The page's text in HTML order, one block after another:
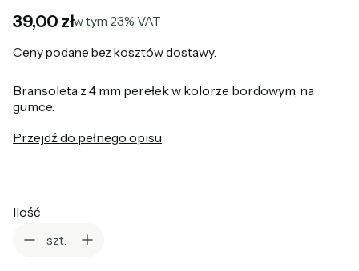
Cena
39,00 złw tym 23% VAT
w tym 23% VAT
Ceny podane bez kosztów dostawy.
Bransoleta z 4 mm perełek w kolorze bordowym, na
gumce.
Przejdź do pełnego opisu
Ilość
szt.